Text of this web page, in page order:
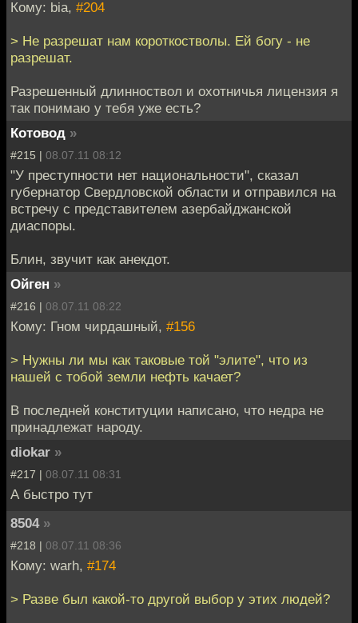
Кому: bia, #204
> Не разрешат нам короткостволы. Ей богу - не
разрешат.
Разрешенный длинноствол и охотничья лицензия я
так понимаю у тебя уже есть?
Котовод »
#215 | 08.07.11 08:12
"У преступности нет национальности", сказал
губернатор Свердловской области и отправился на
встречу с представителем азербайджанской
диаспоры.
Блин, звучит как анекдот.
Ойген »
#216 | 08.07.11 08:22
Кому: Гном чирдашный, #156
> Нужны ли мы как таковые той "элите", что из
нашей с тобой земли нефть качает?
В последней конституции написано, что недра не
принадлежат народу.
diokar »
#217 | 08.07.11 08:31
А быстро тут
8504 »
#218 | 08.07.11 08:36
Кому: warh, #174
> Разве был какой-то другой выбор у этих людей?